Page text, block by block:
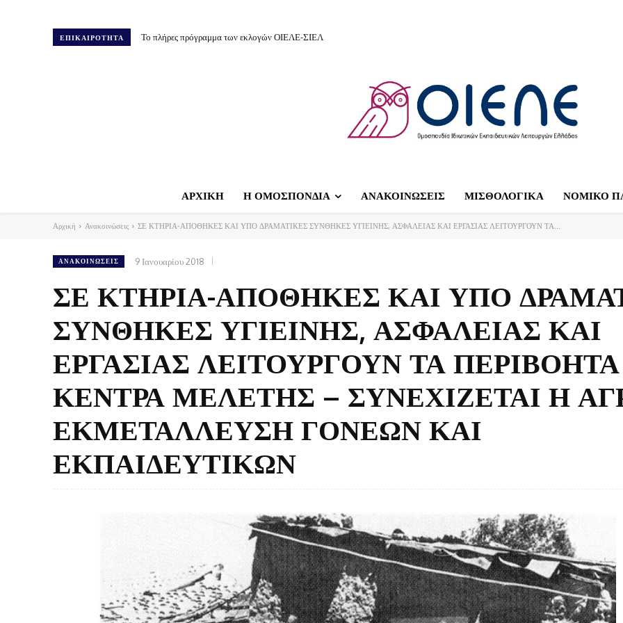
ΕΠΙΚΑΙΡΟΤΗΤΑ Το πλήρες πρόγραμμα των εκλογών ΟΙΕΛΕ-ΣΙΕΛ
ΑΡΧΙΚΗ Η ΟΜΟΣΠΟΝΔΙΑ ΑΝΑΚΟΙΝΩΣΕΙΣ ΜΙΣΘΟΛΟΓΙΚΑ ΝΟΜΙΚΟ
Αρχική Ανακοινώσεις ΣΕ ΚΤΗΡΙΑ-ΑΠΟΘΗΚΕΣ ΚΑΙ ΥΠΟ ΔΡΑΜΑΤΙΚΕΣ ΣΥΝΘΗΚΕΣ ΥΓΙΕΙΝΗΣ, ΑΣΦΑΛΕΙΑΣ ΚΑΙ ΕΡΓΑΣΙΑΣ ΛΕΙΤΟΥΡΓΟΥΝ ΤΑ...
ΑΝΑΚΟΙΝΏΣΕΙΣ 9 Ιανουαρίου 2018
ΣΕ ΚΤΗΡΙΑ-ΑΠΟΘΗΚΕΣ ΚΑΙ ΥΠΟ
ΣΥΝΘΗΚΕΣ ΥΓΙΕΙΝΗΣ, ΑΣΦΑΛΕΙΑΣ ΚΑΙ
ΕΡΓΑΣΙΑΣ ΛΕΙΤΟΥΡΓΟΥΝ ΤΑ ΠΕΡΙΒΟΗΤΑ
ΚΕΝΤΡΑ ΜΕΛΕΤΗΣ – ΣΥΝΕΧΙΖΕΤΑΙ Η
ΕΚΜΕΤΑΛΛΕΥΣΗ ΓΟΝΕΩΝ ΚΑΙ
ΕΚΠΑΙΔΕΥΤΙΚΩΝ